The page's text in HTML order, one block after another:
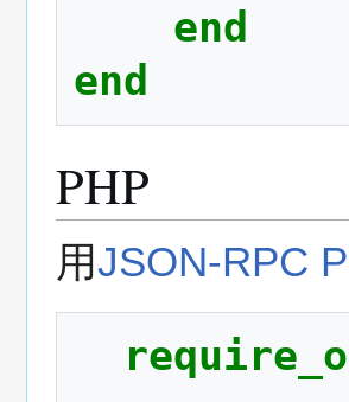
end
end
PHP
用JSON-RPC